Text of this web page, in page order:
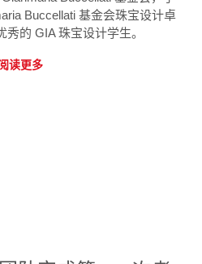
Buccellati 基金会珠宝设计卓
的 GIA 珠宝设计学生。
读更多